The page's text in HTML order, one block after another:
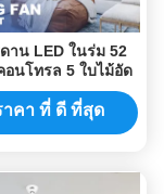
าน LED ในร่ม 52
นโทรล 5 ใบไม้อัด
าคา ที่ ดี ที่สุด